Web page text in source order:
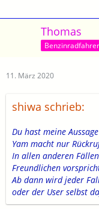
Thomas
Benzinradfahrer
11. März 2020
shiwa schrieb:
Du hast meine
Yam macht nur
In allen anderen
Freundlichen
Ab dann wird jeder
oder der User selbst